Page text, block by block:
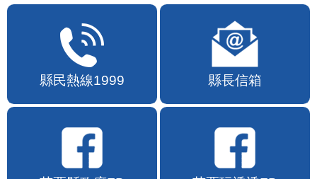
縣民熱線1999 縣長信箱